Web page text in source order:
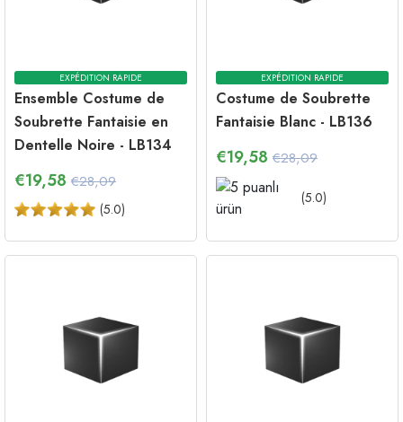
EXPÉDITION RAPIDE
Ensemble Costume de
Soubrette Fantaisie en
Dentelle Noire - LB134
€19,58 €28,09
(5.0)
EXPÉDITION RAPIDE
Costume de Soubrette
Fantaisie Blanc - LB136
€19,58 €28,09
(5.0)